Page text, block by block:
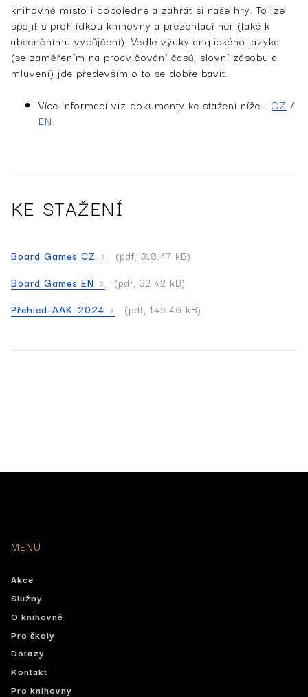
knihovně místo i dopoledne a zahrát si naše hry. To lze
spojit s prohlídkou knihovny a prezentací her (také k
absenčnímu vypůjčení). Vedle výuky anglického jazyka
(se zaměřením na procvičování časů, slovní zásobu a
mluvení) jde především o to se dobře bavit.
Více informací viz dokumenty ke stažení níže - CZ /
EN
KE STAŽENÍ
Board Games CZ
(pdf, 318.47 kB)
Board Games EN
(pdf, 32.42 kB)
Přehled-AAK-2024
(pdf, 145.46 kB)
MENU
Akce
Služby
O knihovně
Pro školy
Dotazy
Kontakt
Pro knihovny